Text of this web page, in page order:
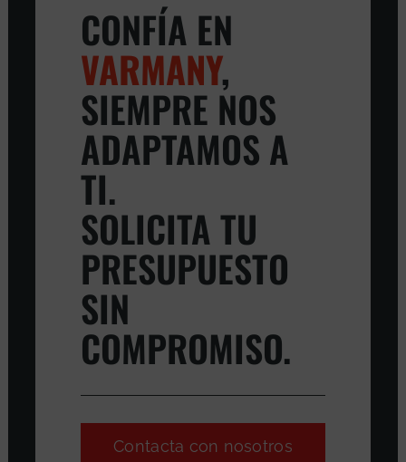
CONFÍA EN
VARMANY,
SIEMPRE NOS
ADAPTAMOS A
TI.
SOLICITA TU
PRESUPUESTO
SIN
COMPROMISO.
Contacta con nosotros